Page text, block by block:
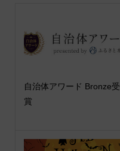
自治体アワード Bronze受
賞